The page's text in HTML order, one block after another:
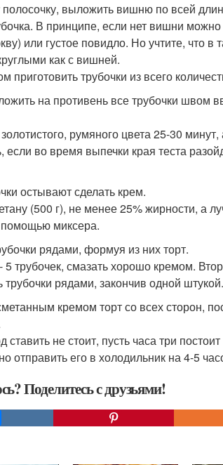
полосочку, выложить вишню по всей
В принципе, если нет вишни
или густое повидло. Но учтите, что в
как с вишней.
приготовить трубочки из всего
на противень все трубочки швом
румяного цвета 25-30 минут,
если во время выпечки края теста
остывают сделать крем.
(500 г), не менее 25% жирности, а
помощью миксера.
рядами, формуя из них торт.
трубочек, смазать хорошо кремом.
рядами, закончив одной штукой.
кремом торт со всех сторон,
ставить не стоит, пусть часа три
отправить его в холодильник на 4-5
Поделитесь с друзьями!